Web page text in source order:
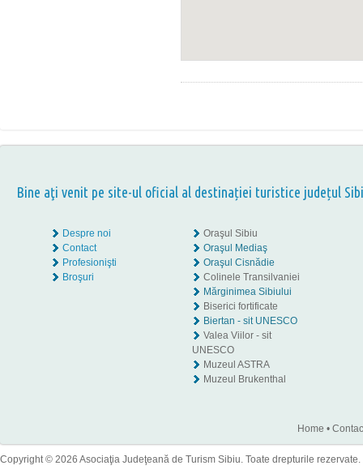
Bine aţi venit pe site-ul oficial al destinației turistice județul
Despre noi
Contact
Profesionişti
Broşuri
Oraşul Sibiu
Oraşul Mediaş
Oraşul Cisnădie
Colinele Transilvaniei
Mărginimea Sibiului
Biserici fortificate
Biertan - sit UNESCO
Valea Viilor - sit
UNESCO
Muzeul ASTRA
Muzeul Brukenthal
Home •
Copyright © 2026 Asociaţia Judeţeană de Turism Sibiu. Toate drepturile rezervate.